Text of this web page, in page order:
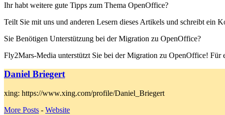
Ihr habt weitere gute Tipps zum Thema OpenOffice?
Teilt Sie mit uns und anderen Lesern dieses Artikels und schreibt ein
Sie Benötigen Unterstützung bei der Migration zu OpenOffice?
Fly2Mars-Media unterstützt Sie bei der Migration zu OpenOffice! Für
Daniel Briegert
xing: https://www.xing.com/profile/Daniel_Briegert
More Posts - Website